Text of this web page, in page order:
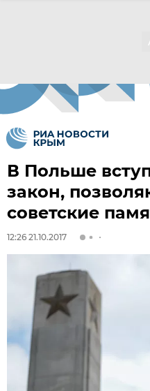
В Польше
закон,
советские
12:26 21.10.2017